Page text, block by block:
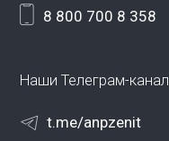
8 800 700 8 358
Наши Телеграм-
t.me/anpzenit